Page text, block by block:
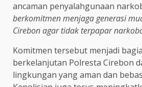
ancaman penyalahgunaan
berkomitmen menjaga generasi
Cirebon agar tidak terpapar
Komitmen tersebut menjadi
berkelanjutan Polresta Cirebon
lingkungan yang aman dan